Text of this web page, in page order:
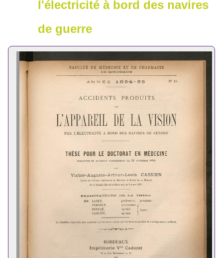
l'électricité à bord des navires
de guerre